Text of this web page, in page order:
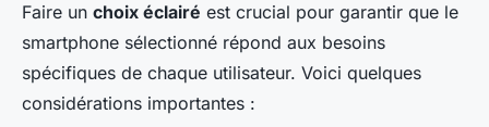
Faire un choix éclairé est crucial pour garantir que le
smartphone sélectionné répond aux besoins
spécifiques de chaque utilisateur. Voici quelques
considérations importantes :